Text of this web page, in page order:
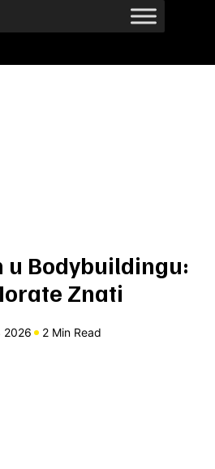
u Bodybuildingu:
Znati
2026 2 Min Read